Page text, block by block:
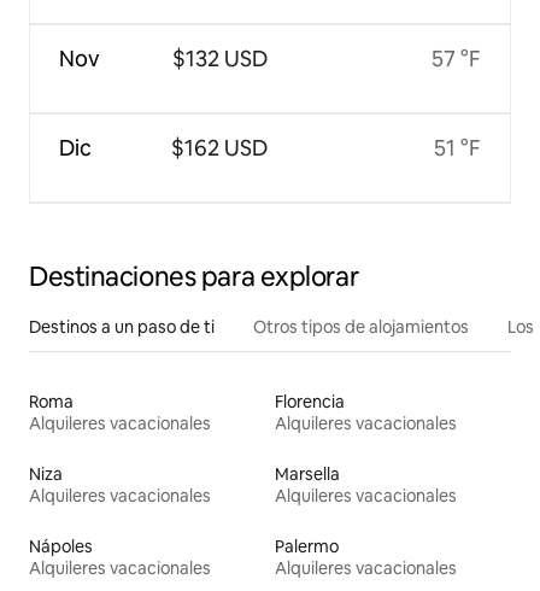
Nov
Dic
$132 USD
$162 USD
57 °F
51 °F
Destinaciones para explorar
Destinos a un paso de ti Otros tipos de alojamientos
Roma
Alquileres vacacionales
Florencia
Alquileres vacacionales
Niza
Alquileres vacacionales
Marsella
Alquileres vacacionales
Nápoles
Alquileres vacacionales
Palermo
Alquileres vacacionales